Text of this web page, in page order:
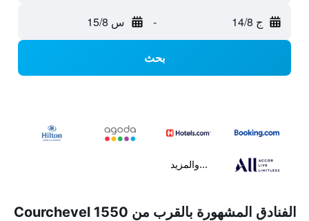
ج 14/8 - س 15/8
بحث
...والمزيد
الفنادق المشهورة بالقرب من Courchevel 1550